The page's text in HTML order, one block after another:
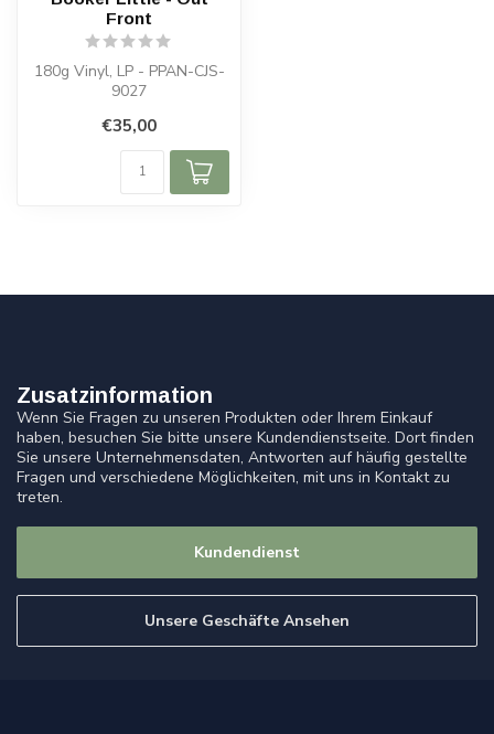
Front
180g Vinyl, LP - PPAN-CJS-
9027
€35,00
Zusatzinformation
Wenn Sie Fragen zu unseren Produkten oder Ihrem Einkauf
haben, besuchen Sie bitte unsere Kundendienstseite. Dort finden
Sie unsere Unternehmensdaten, Antworten auf häufig gestellte
Fragen und verschiedene Möglichkeiten, mit uns in Kontakt zu
treten.
Kundendienst
Unsere Geschäfte Ansehen